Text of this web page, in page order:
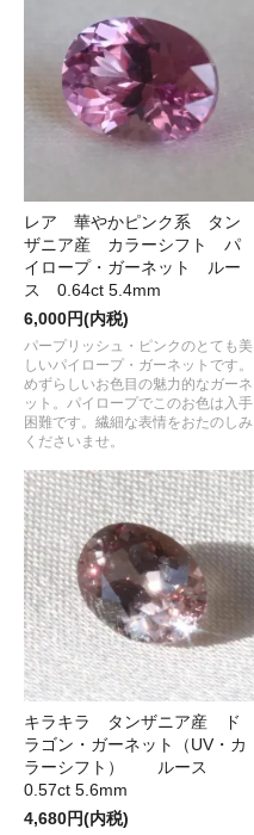
レア 華やかピンク系 タン
ザニア産 カラーシフト パ
イロープ・ガーネット ルー
ス 0.64ct 5.4mm
6,000円(内税)
パープリッシュ・ピンクのとても美
しいパイロープ・ガーネットです。
めずらしいお色目の魅力的なガーネ
ット。パイロープでこのお色は入手
困難です。繊細な表情をおたのしみ
くださいませ。
キラキラ タンザニア産 ド
ラゴン・ガーネット（UV・カ
ラーシフト） ルース
0.57ct 5.6mm
4,680円(内税)